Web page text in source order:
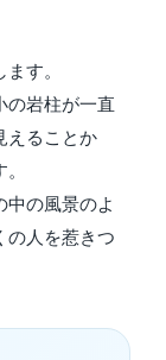
す。
の岩柱が一直
えることか
中の風景のよ
の人を惹きつ